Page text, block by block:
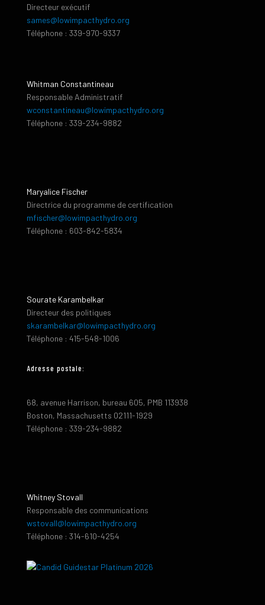
Directeur exécutif
sames@lowimpacthydro.org
Téléphone : 339-970-9337
Whitman Constantineau
Responsable Administratif
wconstantineau@lowimpacthydro.org
Téléphone : 339-234-9882
Maryalice Fischer
Directrice du programme de certification
mfischer@lowimpacthydro.org
Téléphone : 603-842-5834
Sourate Karambelkar
Directeur des politiques
skarambelkar@lowimpacthydro.org
Téléphone : 415-548-1006
Adresse postale:
68, avenue Harrison, bureau 605, PMB 113938
Boston, Massachusetts 02111-1929
Téléphone : 339-234-9882
Whitney Stovall
Responsable des communications
wstovall@lowimpacthydro.org
Téléphone : 314-610-4254